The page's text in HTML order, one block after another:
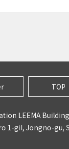
TOP
LEEMA
1-gil, Jongno-gu,